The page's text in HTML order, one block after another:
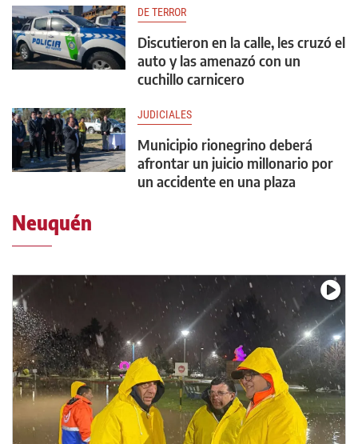
DE TERROR
Discutieron en la calle, les cruzó el
auto y las amenazó con un
cuchillo carnicero
JUDICIALES
Municipio rionegrino deberá
afrontar un juicio millonario por
un accidente en una plaza
Neuquén